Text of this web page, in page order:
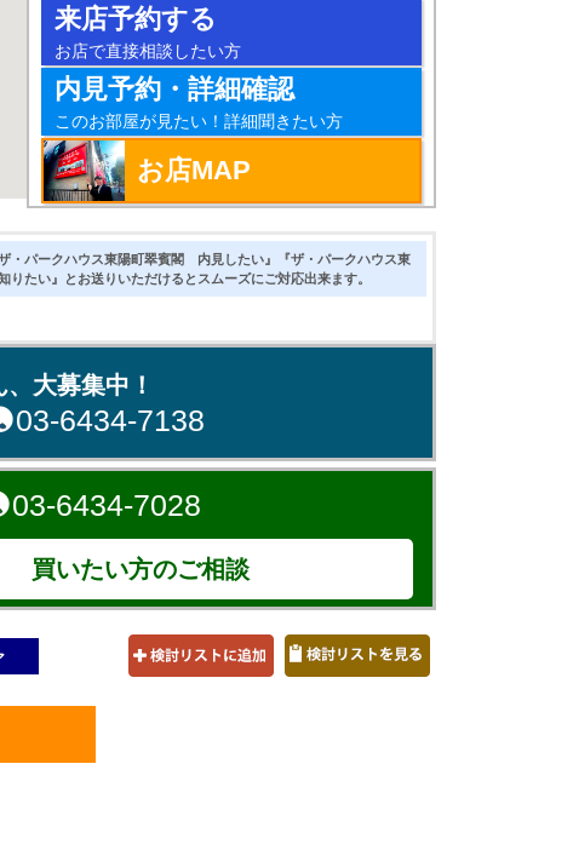
来店予約する
お店で直接相談したい方
内見予約・詳細確認
このお部屋が見たい！詳細聞きたい方
お店MAP
・パークハウス東陽町翠賓閣 内見したい』『ザ・パークハウス東
たい』とお送りいただけるとスムーズにご対応出来ます。
大募集中！
03-6434-7138
03-6434-7028
買いたい方のご相談